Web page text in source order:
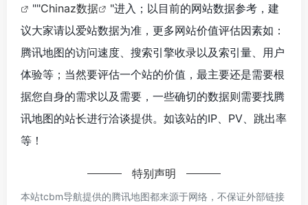
""Chinaz数据
"进入；以目前的网站数据参考，建
议大家请以爱站数据为准，更多网站价值评估因素如：
腾讯地图的访问速度、搜索引擎收录以及索引量、用户
体验等；当然要评估一个站的价值，最主要还是需要根
据您自身的需求以及需要，一些确切的数据则需要找腾
讯地图的站长进行洽谈提供。如该站的IP、PV、跳出率
等！
特别声明
本站tcbm导航提供的腾讯地图都来源于网络，不保证外部链接